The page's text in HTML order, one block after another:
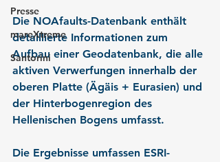
Presse
mareXtreme
Santorini
Die NOAfaults-Datenbank enthält
detaillierte Informationen zum
Aufbau einer Geodatenbank, die alle
aktiven Verwerfungen innerhalb der
oberen Platte (Ägäis + Eurasien) und
der Hinterbogenregion des
Hellenischen Bogens umfasst.
Die Ergebnisse umfassen ESRI-